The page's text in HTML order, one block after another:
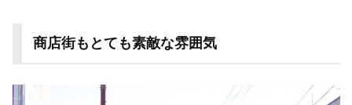
商店街もとても素敵な雰囲気